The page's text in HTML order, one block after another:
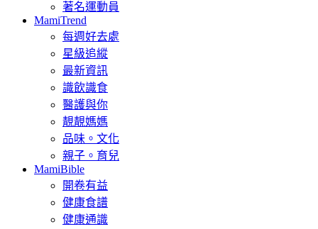
著名運動員
MamiTrend
每週好去處
星級追縱
最新資訊
識飲識食
醫護與你
靚靚媽媽
品味。文化
親子。育兒
MamiBible
開卷有益
健康食譜
健康通識